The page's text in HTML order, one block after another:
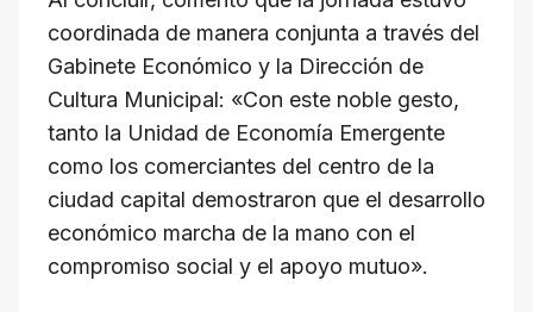
coordinada de manera conjunta a través del
Gabinete Económico y la Dirección de
Cultura Municipal: «Con este noble gesto,
tanto la Unidad de Economía Emergente
como los comerciantes del centro de la
ciudad capital demostraron que el desarrollo
económico marcha de la mano con el
compromiso social y el apoyo mutuo».